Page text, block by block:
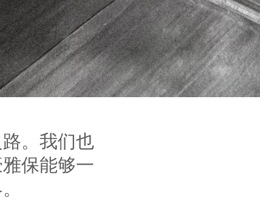
。我们也
保能够一